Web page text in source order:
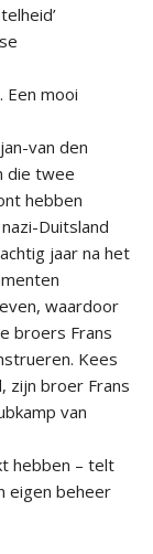
Een mooi
van den
die twee
hebben
Duitsland
jaar na het
waardoor
broers Frans
Kees
zijn broer Frans
van
hebben – telt
eigen beheer